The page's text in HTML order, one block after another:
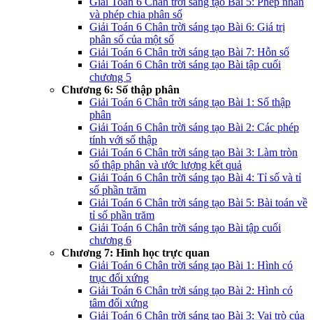
và phép chia phân số
Giải Toán 6 Chân trời sáng tạo Bài 6: Giá trị
phân số của một số
Giải Toán 6 Chân trời sáng tạo Bài 7: Hỗn số
Giải Toán 6 Chân trời sáng tạo Bài tập cuối
chương 5
Chương 6: Số thập phân
Giải Toán 6 Chân trời sáng tạo Bài 1: Số thập
phân
Giải Toán 6 Chân trời sáng tạo Bài 2: Các phép
tính với số thập
Giải Toán 6 Chân trời sáng tạo Bài 3: Làm tròn
số thập phân và ước lượng kết quả
Giải Toán 6 Chân trời sáng tạo Bài 4: Tỉ số và tỉ
số phần trăm
Giải Toán 6 Chân trời sáng tạo Bài 5: Bài toán về
tỉ số phần trăm
Giải Toán 6 Chân trời sáng tạo Bài tập cuối
chương 6
Chương 7: Hình học trực quan
Giải Toán 6 Chân trời sáng tạo Bài 1: Hình có
trục đối xứng
Giải Toán 6 Chân trời sáng tạo Bài 2: Hình có
tâm đối xứng
Giải Toán 6 Chân trời sáng tạo Bài 3: Vai trò của